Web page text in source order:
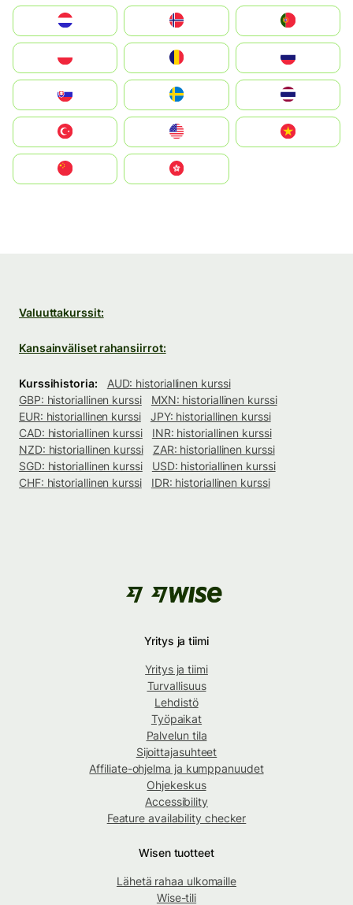
United States
中國香港特別行政區
Valuuttakurssit:
Kansainväliset rahansiirrot:
Kurssihistoria:
AUD: historiallinen kurssi
GBP: historiallinen kurssi
MXN: historiallinen kurssi
EUR: historiallinen kurssi
JPY: historiallinen kurssi
CAD: historiallinen kurssi
INR: historiallinen kurssi
NZD: historiallinen kurssi
ZAR: historiallinen kurssi
SGD: historiallinen kurssi
USD: historiallinen kurssi
CHF: historiallinen kurssi
IDR: historiallinen kurssi
Yritys ja tiimi
Yritys ja tiimi
Turvallisuus
Lehdistö
Työpaikat
Palvelun tila
Sijoittajasuhteet
Affiliate-ohjelma ja kumppanuudet
Ohjekeskus
Accessibility
Feature availability checker
Wisen tuotteet
Lähetä rahaa ulkomaille
Wise-tili